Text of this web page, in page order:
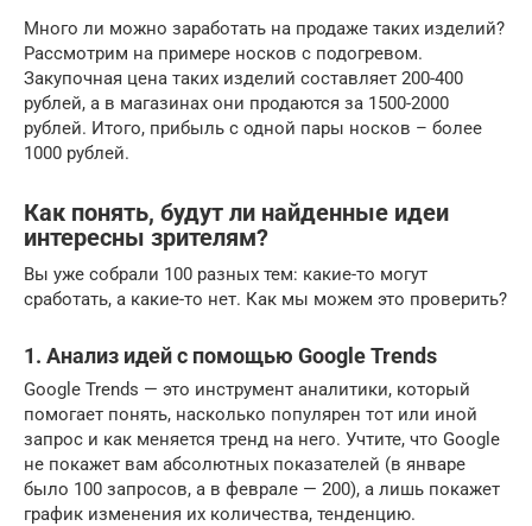
Много ли можно заработать на продаже таких изделий?
Рассмотрим на примере носков с подогревом.
Закупочная цена таких изделий составляет 200-400
рублей, а в магазинах они продаются за 1500-2000
рублей. Итого, прибыль с одной пары носков – более
1000 рублей.
Как понять, будут ли найденные идеи
интересны зрителям?
Вы уже собрали 100 разных тем: какие-то могут
сработать, а какие-то нет. Как мы можем это проверить?
1. Анализ идей с помощью Google Trends
Google Trends — это инструмент аналитики, который
помогает понять, насколько популярен тот или иной
запрос и как меняется тренд на него. Учтите, что Google
не покажет вам абсолютных показателей (в январе
было 100 запросов, а в феврале — 200), а лишь покажет
график изменения их количества, тенденцию.